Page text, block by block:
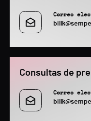
Correo
Consultas de
Correo